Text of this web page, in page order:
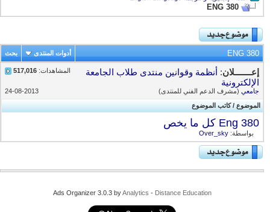
ENG 380
ENG 380 أدوات المنتدى بحث
المشاهدات:517,016 إعـــــــلان:أنظمة وقوانين منتدى طلاب الجامعة
الإلكترونية
24-08-2013 جامعي(مشرف الدعم الفني للمنتدى)
الموضوع/كاتب الموضوع
Eng 380 كل ما يخص
بواسطة:Over_sky
Ads Organizer 3.0.3 byAnalytics -Distance Education